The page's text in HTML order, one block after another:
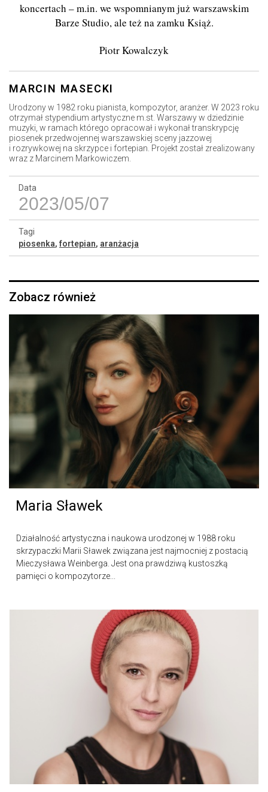
koncertach – m.in. we wspomnianym już warszawskim
Barze Studio, ale też na zamku Książ.
Piotr Kowalczyk
MARCIN MASECKI
Urodzony w 1982 roku pianista, kompozytor, aranżer. W 2023 roku
otrzymał stypendium artystyczne m.st. Warszawy w dziedzinie
muzyki, w ramach którego opracował i wykonałtranskrypcję
piosenek przedwojennej warszawskiej sceny jazzowej
i rozrywkowej na skrzypce i fortepian. Projekt został zrealizowany
wraz z Marcinem Markowiczem.
Data
2023/05/07
Tagi
piosenka, fortepian, aranżacja
Zobacz również
Maria Sławek
Działalność artystyczna i naukowa urodzonej w 1988 roku
skrzypaczki Marii Sławek związana jest najmocniej z postacią
Mieczysława Weinberga. Jest ona prawdziwą kustoszką
pamięci o kompozytorze...